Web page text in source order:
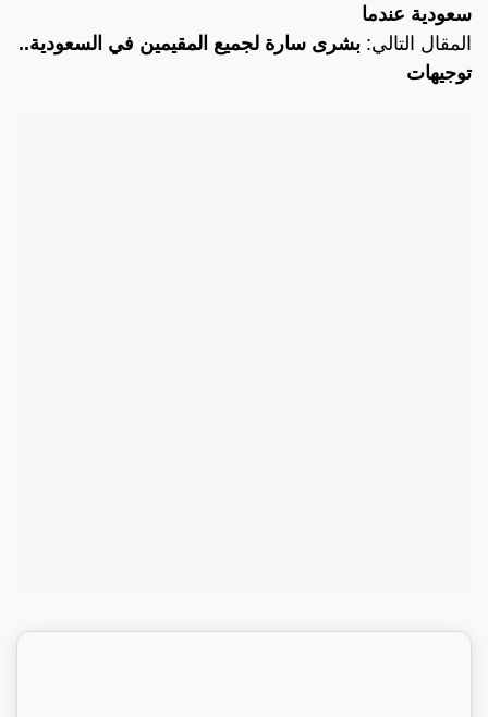
سعودية عندما
المقال التالي: بشرى سارة لجميع المقيمين في السعودية..
توجيهات